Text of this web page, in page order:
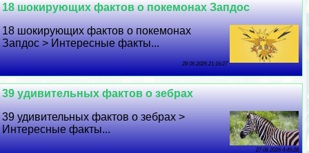
18 шокирующих фактов о покемонах Запдос
18 шокирующих фактов о покемонах
Запдос > Интересные факты...
28 06 2026 21:16:27
39 удивительных фактов о зебрах
39 удивительных фактов о зебрах >
Интересные факты...
27 06 2026 4:49:28